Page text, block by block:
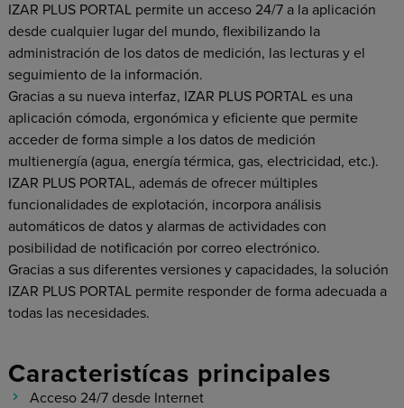
IZAR PLUS PORTAL permite un acceso 24/7 a la aplicación
desde cualquier lugar del mundo, flexibilizando la
administración de los datos de medición, las lecturas y el
seguimiento de la información.
Gracias a su nueva interfaz, IZAR PLUS PORTAL es una
aplicación cómoda, ergonómica y eficiente que permite
acceder de forma simple a los datos de medición
multienergía (agua, energía térmica, gas, electricidad, etc.).
IZAR PLUS PORTAL, además de ofrecer múltiples
funcionalidades de explotación, incorpora análisis
automáticos de datos y alarmas de actividades con
posibilidad de notificación por correo electrónico.
Gracias a sus diferentes versiones y capacidades, la solución
IZAR PLUS PORTAL permite responder de forma adecuada a
todas las necesidades.
Caracteristícas principales
Acceso 24/7 desde Internet